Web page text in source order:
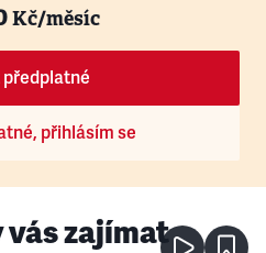
Kč/měsíc
předplatné
přihlásím se
zajímat